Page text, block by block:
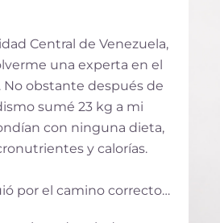
Central de Venezuela,
una experta en el
obstante después de
sumé 23 kg a mi
con ninguna dieta,
y calorías.
por el camino correcto…